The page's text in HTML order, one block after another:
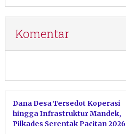
Komentar
Dana Desa Tersedot Koperasi
hingga Infrastruktur Mandek,
Pilkades Serentak Pacitan 2026